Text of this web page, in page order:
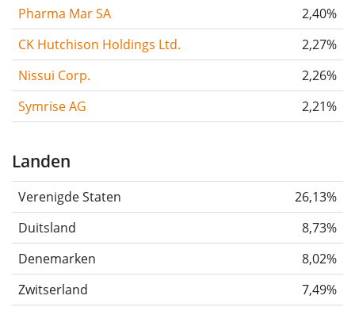
Pharma Mar SA
2,40%
CK Hutchison Holdings Ltd.
2,27%
Nissui Corp.
2,26%
Symrise AG
2,21%
Landen
Verenigde Staten
26,13%
Duitsland
8,73%
Denemarken
8,02%
Zwitserland
7,49%